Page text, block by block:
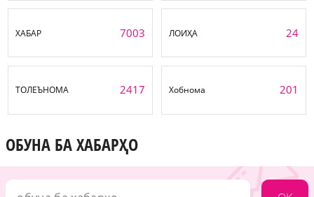
ХАБАР 7003 ЛОИҲА 24
ТОЛЕЪНОМА 2417 Хобнома 201
ОБУНА БА ХАБАРҲО